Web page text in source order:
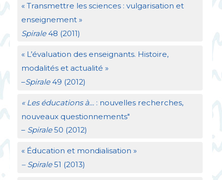
« Transmettre les sciences : vulgarisation et
enseignement »
Spirale48 (2011)
« L’évaluation des enseignants. Histoire,
modalités et actualité »
–Spirale49 (2012)
« Les éducations à… : nouvelles recherches,
nouveaux questionnements"
– Spirale50 (2012)
« Éducation et mondialisation »
– Spirale51 (2013)